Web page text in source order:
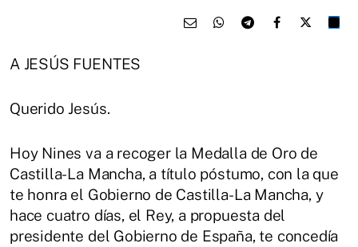
A JESÚS FUENTES
Querido Jesús.
Hoy Nines va a recoger la Medalla de Oro de
Castilla-La Mancha, a título póstumo, con la que
te honra el Gobierno de Castilla-La Mancha, y
hace cuatro días, el Rey, a propuesta del
presidente del Gobierno de España, te concedía